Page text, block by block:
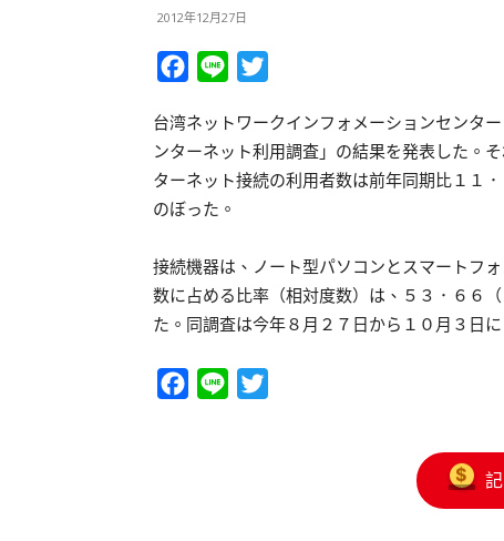
2012年12月27日
Facebook
Line
台湾ネットワークインフォメーションセンタ
ンターネット利用調査」の結果を発表した。
ターネット接続の利用者数は前年同期比１１
のぼった。
接続機器は、ノート型パソコンとスマートフ
数に占める比率（相対度数）は、５３．６６
た。同調査は今年８月２７日から１０月３日
Facebook
Line